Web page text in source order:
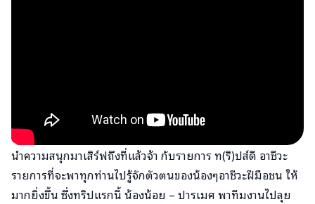
นำความสนุกมาเสิร์ฟถึงที่แล้วจ้า กับรายการ ท(ริ)ปส์ดี อาชีวะ
รายการที่จะพาทุกท่านไปรู้จักตัวตนของน้องๆอาชีวะฝีมือชน ให้
มากยิ่งขึ้น ซึ่งทริปแรกนี้ น้องน้อย – ปารเมศ พาทีมงานไปลุย